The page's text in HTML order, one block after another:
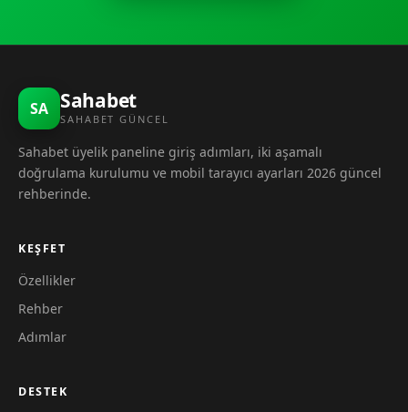
SA Sahabet
SAHABET GÜNCEL
Sahabet üyelik paneline giriş adımları, iki aşamalı
doğrulama kurulumu ve mobil tarayıcı ayarları 2026 güncel
rehberinde.
KEŞFET
Özellikler
Rehber
Adımlar
DESTEK